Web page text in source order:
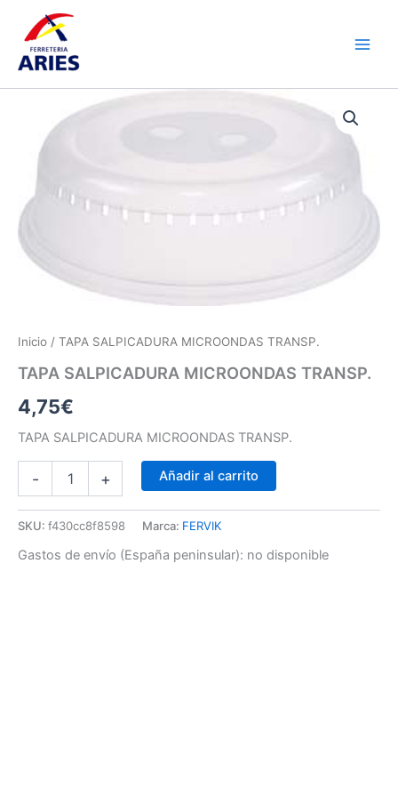
contenido
Inicio / TAPA SALPICADURA MICROONDAS TRANSP.
TAPA SALPICADURA MICROONDAS TRANSP.
4,75€
TAPA SALPICADURA MICROONDAS TRANSP.
-
SALPICADURA
MICROONDAS
TRANSP.
+ Añadir al carrito
SKU: f430cc8f8598 Marca: FERVIK
Gastos de envío (España peninsular): no disponible